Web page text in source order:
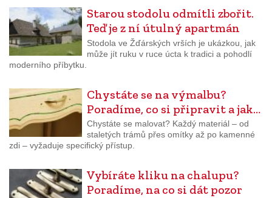
Starou stodolu odmítli zbořit.
Teď je z ní útulný apartmán
Stodola ve Žďárských vrších je ukázkou, jak
může jít ruku v ruce úcta k tradici a pohodlí
moderního příbytku.
Chystáte se na výmalbu?
Poradíme, co si připravit a jak…
Chystáte se malovat? Každý materiál – od
staletých trámů přes omítky až po kamenné
zdi – vyžaduje specifický přístup.
Vybíráte kliku na chalupu?
Poradíme, na co si dát pozor